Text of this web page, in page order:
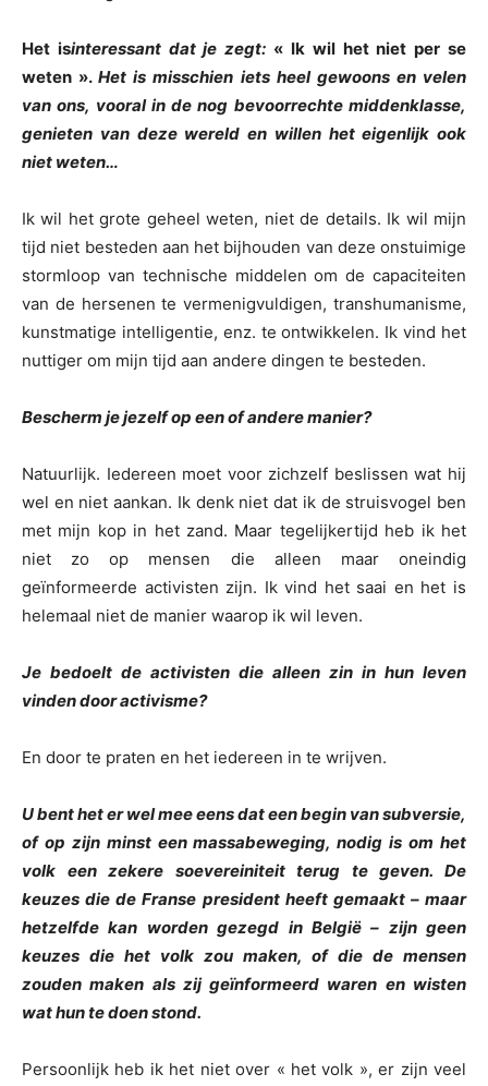
Het isinteressant dat je zegt: « Ik wil het niet per se
weten ».Het is misschien iets heel gewoons en velen
van ons, vooral in de nog bevoorrechte middenklasse,
genieten van deze wereld en willen het eigenlijk ook
niet weten…
Ik wil het grote geheel weten, niet de details. Ik wil mijn
tijd niet besteden aan het bijhouden van deze onstuimige
stormloop van technische middelen om de capaciteiten
van de hersenen te vermenigvuldigen, transhumanisme,
kunstmatige intelligentie, enz. te ontwikkelen. Ik vind het
nuttiger om mijn tijd aan andere dingen te besteden.
Bescherm je jezelf op een of andere manier?
Natuurlijk. Iedereen moet voor zichzelf beslissen wat hij
wel en niet aankan. Ik denk niet dat ik de struisvogel ben
met mijn kop in het zand. Maar tegelijkertijd heb ik het
niet zo op mensen die alleen maar oneindig
geïnformeerde activisten zijn. Ik vind het saai en het is
helemaal niet de manier waarop ik wil leven.
Je bedoelt de activisten die alleen zin in hun leven
vinden door activisme?
En door te praten en het iedereen in te wrijven.
U bent het er wel mee eens dat een begin van subversie,
of op zijn minst een massabeweging, nodig is om het
volk een zekere soevereiniteit terug te geven. De
keuzes die de Franse president heeft gemaakt – maar
hetzelfde kan worden gezegd in België – zijn geen
keuzes die het volk zou maken, of die de mensen
zouden maken als zij geïnformeerd waren en wisten
wat hun te doen stond.
Persoonlijk heb ik het niet over « het volk », er zijn veel